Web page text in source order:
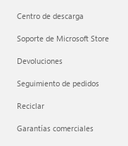
Centro de descarga
Soporte de Microsoft Store
Devoluciones
Seguimiento de pedidos
Reciclar
Garantías comerciales